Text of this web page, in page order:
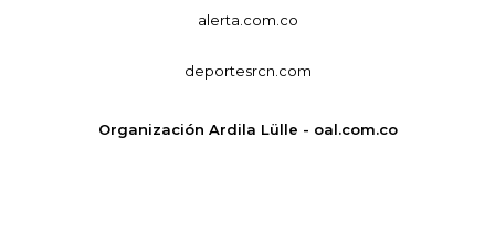
alerta.com.co
deportesrcn.com
Organización Ardila Lülle - oal.com.co